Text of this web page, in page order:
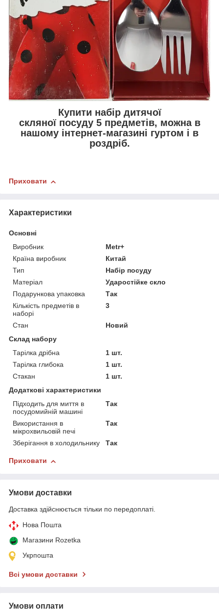
Купити набір дитячої
скляної посуду 5 предметів, можна в
нашому інтернет-магазині гуртом і в
роздріб.
Приховати
Характеристики
Основні
Виробник
Metr+
Країна виробник
Китай
Тип
Набір посуду
Матеріал
Ударостійке скло
Подарункова упаковка
Так
Кількість предметів в
наборі
3
Стан
Новий
Склад набору
Тарілка дрібна
1 шт.
Тарілка глибока
1 шт.
Стакан
1 шт.
Додаткові характеристики
Підходить для миття в
посудомийній машині
Так
Використання в
мікрохвильовій печі
Так
Зберігання в холодильнику Так
Приховати
Умови доставки
Доставка здійснюється тільки по передоплаті.
Нова Пошта
Магазини Rozetka
Укрпошта
Всі умови доставки
Умови оплати